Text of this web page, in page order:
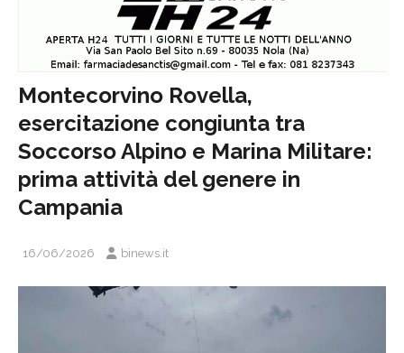
Montecorvino Rovella,
esercitazione congiunta tra
Soccorso Alpino e Marina Militare:
prima attività del genere in
Campania
16/06/2026 binews.it